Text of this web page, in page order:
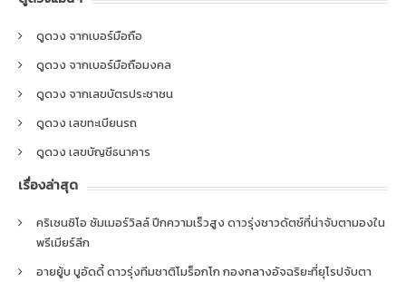
ดูดวง จากเบอร์มือถือ
ดูดวง จากเบอร์มือถือมงคล
ดูดวง จากเลขบัตรประชาชน
ดูดวง เลขทะเบียนรถ
ดูดวง เลขบัญชีธนาคาร
เรื่องล่าสุด
คริเซนซิโอ ซัมเมอร์วิลล์ ปีกความเร็วสูง ดาวรุ่งชาวดัตช์ที่น่าจับตามองใน
พรีเมียร์ลีก
อายยู้บ บูอัดดี้ ดาวรุ่งทีมชาติโมร็อกโก กองกลางอัจฉริยะที่ยุโรปจับตา